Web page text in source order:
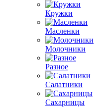
Кружки
Масленки
Молочники
Разное
Салатники
Сахарницы